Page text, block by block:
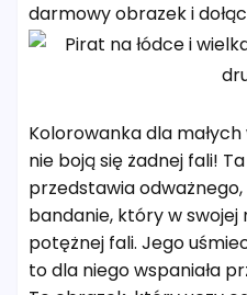
darmowy obrazek i
Kolorowanka dla
nie boją się żadnej fali!
przedstawia
bandanie, który w swojej
potężnej fali. Jego
to dla niego wspaniała